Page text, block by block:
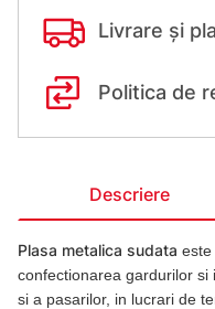
Livrare și
Politica de
Descriere
Plasa metalica sudata este
confectionarea gardurilor
si a pasarilor, in lucrari de